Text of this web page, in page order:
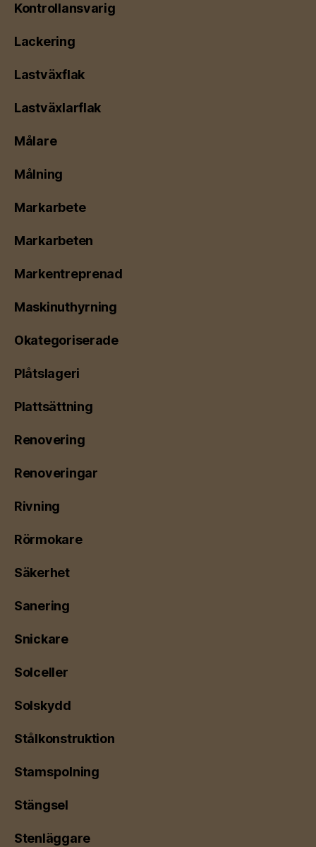
Kontrollansvarig
Lackering
Lastväxflak
Lastväxlarflak
Målare
Målning
Markarbete
Markarbeten
Markentreprenad
Maskinuthyrning
Okategoriserade
Plåtslageri
Plattsättning
Renovering
Renoveringar
Rivning
Rörmokare
Säkerhet
Sanering
Snickare
Solceller
Solskydd
Stålkonstruktion
Stamspolning
Stängsel
Stenläggare